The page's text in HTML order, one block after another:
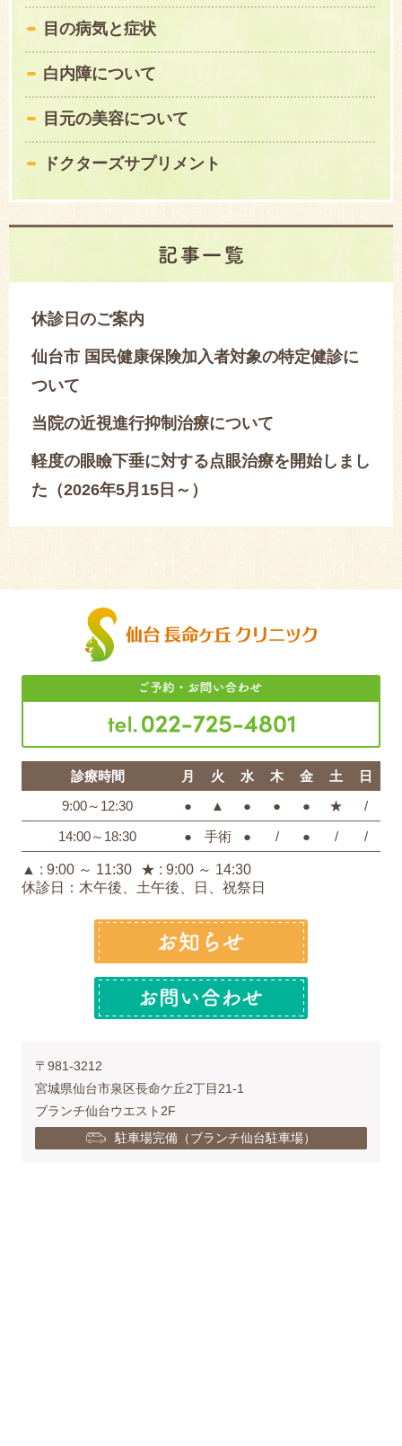
目の病気と症状
白内障について
目元の美容について
ドクターズサプリメント
休診日のご案内
仙台市 国民健康保険加入者対象の特定健診に
ついて
当院の近視進行抑制治療について
軽度の眼瞼下垂に対する点眼治療を開始しまし
た（2026年5月15日～）
診療時間 月 火 水 木 金 土
日
9:00～12:30
● ▲ ● ● ● ★
/
14:00～18:30
● 手術 ● / ● / /
▲ : 9:00 ～ 11:30
★ : 9:00 ～ 14:30
休診日：木午後、土午後、日、祝祭日
〒981-3212
宮城県仙台市泉区長命ケ丘2丁目21-1
ブランチ仙台ウエスト2F
駐車場完備（ブランチ仙台駐車場）